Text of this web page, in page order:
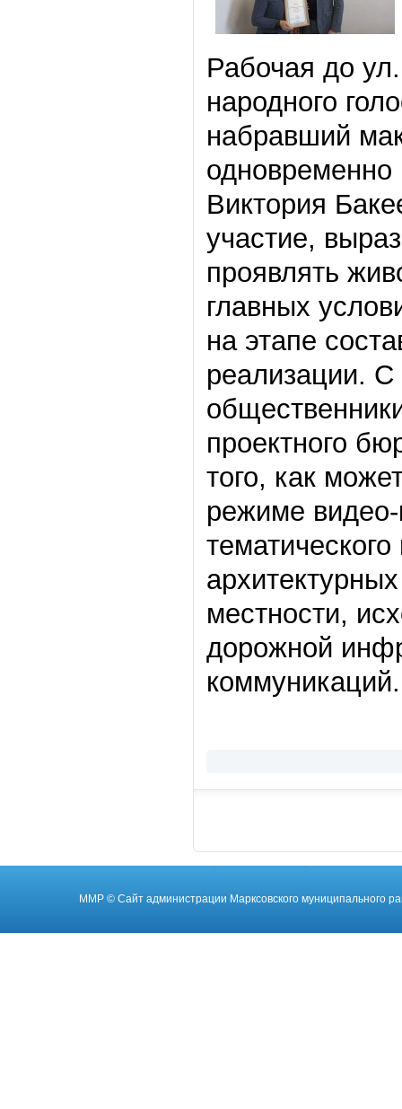
Рабочая до
народного
набравший
Виктория
участие,
проявлять
главных
на этапе
реализации. С
проектного
того, как
режиме
местности,
дорожной
коммуникаций.
ММР © Cайт администрации Марксовского муниципального